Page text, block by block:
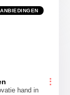
hand in